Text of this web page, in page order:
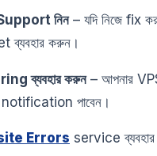
নিন– যদি নিজে fix
করুন।
ব্যবহার করুন– আপনার
notification পাবেন।
Errors service